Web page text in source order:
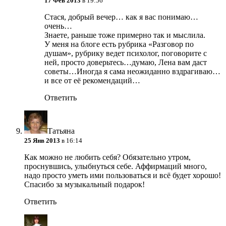
Стася, добрый вечер… как я вас понимаю…
очень…
Знаете, раньше тоже примерно так и мыслила.
У меня на блоге есть рубрика «Разговор по
душам», рубрику ведет психолог, поговорите с
ней, просто доверьтесь…думаю, Лена вам даст
советы…Иногда я сама неожиданно вздрагиваю…
и все от её рекомендаций…
Ответить
Татьяна
25 Янв 2013 в 16:14
Как можно не любить себя? Обязательно утром,
проснувшись, улыбнуться себе. Аффирмаций много,
надо просто уметь ими пользоваться и всё будет хорошо!
Спасибо за музыкальный подарок!
Ответить